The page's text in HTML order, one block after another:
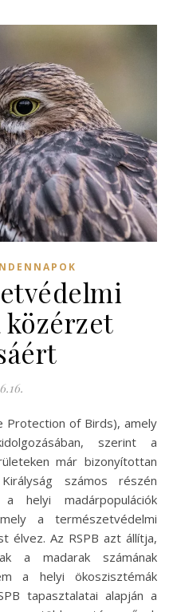
közérzet
szerint a
már bizonyítottan
számos részén
helyi madárpopulációk
a természetvédelmi
élvez. Az RSPB azt állítja,
a madarak számának
a helyi ökoszisztémák
tapasztalatai alapján a